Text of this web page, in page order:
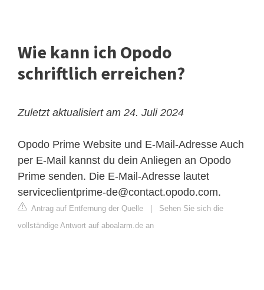
Wie kann ich Opodo
schriftlich erreichen?
Zuletzt aktualisiert am 24. Juli 2024
Opodo Prime Website und E-Mail-Adresse Auch
per E-Mail kannst du dein Anliegen an Opodo
Prime senden. Die E-Mail-Adresse lautet
serviceclientprime-de@contact.opodo.com.
Antrag auf Entfernung der Quelle
Sehen Sie sich die
vollständige Antwort auf aboalarm.de an